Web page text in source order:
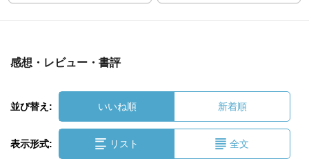
感想・レビュー・書評
並び替え: いいね順 新着順
表示形式: リスト 全文